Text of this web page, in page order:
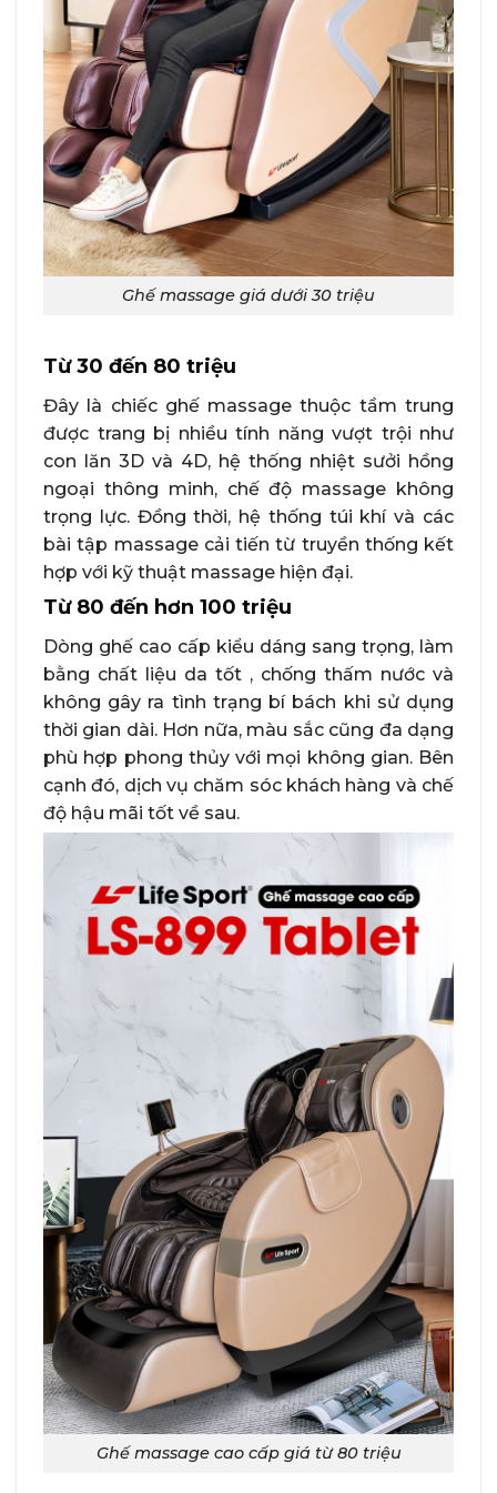
Ghế massage giá dưới 30 triệu
Từ 30 đến 80 triệu
Đây là chiếc ghế massage thuộc tầm trung
được trang bị nhiều tính năng vượt trội như
con lăn 3D và 4D, hệ thống nhiệt sưởi hồng
ngoại thông minh, chế độ massage không
trọng lực. Đồng thời, hệ thống túi khí và các
bài tập massage cải tiến từ truyền thống kết
hợp với kỹ thuật massage hiện đại.
Từ 80 đến hơn 100 triệu
Dòng ghế cao cấp kiểu dáng sang trọng, làm
bằng chất liệu da tốt , chống thấm nước và
không gây ra tình trạng bí bách khi sử dụng
thời gian dài. Hơn nữa, màu sắc cũng đa dạng
phù hợp phong thủy với mọi không gian. Bên
cạnh đó, dịch vụ chăm sóc khách hàng và chế
độ hậu mãi tốt về sau.
Ghế massage cao cấp giá từ 80 triệu